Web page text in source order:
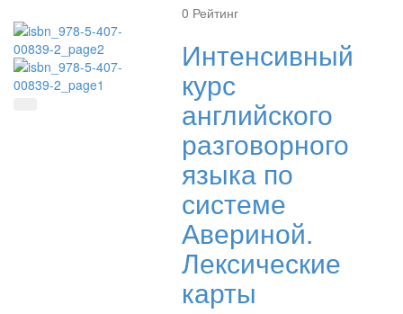
0 Рейтинг
Интенсивный
курс
английского
разговорного
языка по
системе
Авериной.
Лексические
карты